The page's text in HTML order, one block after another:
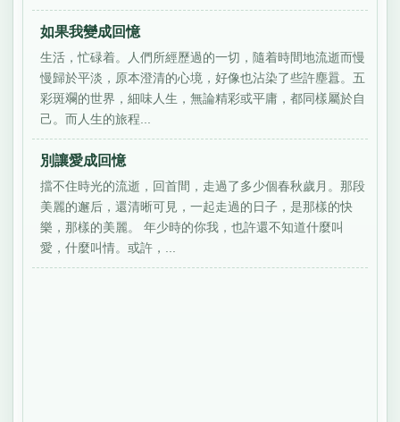
如果我變成回憶
生活，忙碌着。人們所經歷過的一切，隨着時間地流逝而慢
慢歸於平淡，原本澄清的心境，好像也沾染了些許塵囂。五
彩斑斕的世界，細味人生，無論精彩或平庸，都同樣屬於自
己。而人生的旅程...
別讓愛成回憶
擋不住時光的流逝，回首間，走過了多少個春秋歲月。那段
美麗的邂后，還清晰可見，一起走過的日子，是那樣的快
樂，那樣的美麗。 年少時的你我，也許還不知道什麼叫
愛，什麼叫情。或許，...